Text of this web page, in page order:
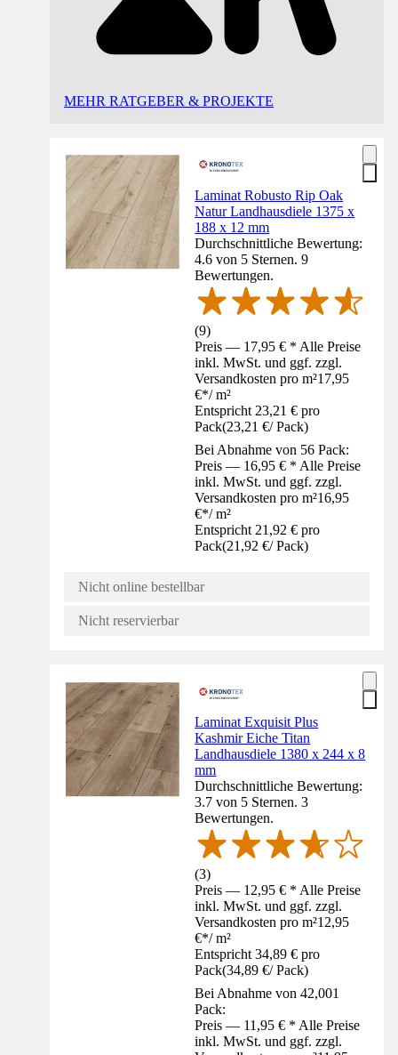
MEHR RATGEBER & PROJEKTE
Laminat Robusto Rip Oak
Natur Landhausdiele 1375 x
188 x 12 mm
Durchschnittliche Bewertung:
4.6 von 5 Sternen. 9
Bewertungen.
(9)
Preis — 17,95 € * Alle Preise
inkl. MwSt. und ggf. zzgl.
Versandkosten pro m²17,95
€*/ m²
Entspricht 23,21 € pro
Pack(23,21 €/ Pack)
Bei Abnahme von 56 Pack:
Preis — 16,95 € * Alle Preise
inkl. MwSt. und ggf. zzgl.
Versandkosten pro m²16,95
€*/ m²
Entspricht 21,92 € pro
Pack(21,92 €/ Pack)
Nicht online bestellbar
Nicht reservierbar
Laminat Exquisit Plus
Kashmir Eiche Titan
Landhausdiele 1380 x 244 x 8
mm
Durchschnittliche Bewertung:
3.7 von 5 Sternen. 3
Bewertungen.
(3)
Preis — 12,95 € * Alle Preise
inkl. MwSt. und ggf. zzgl.
Versandkosten pro m²12,95
€*/ m²
Entspricht 34,89 € pro
Pack(34,89 €/ Pack)
Bei Abnahme von 42,001
Pack:
Preis — 11,95 € * Alle Preise
inkl. MwSt. und ggf. zzgl.